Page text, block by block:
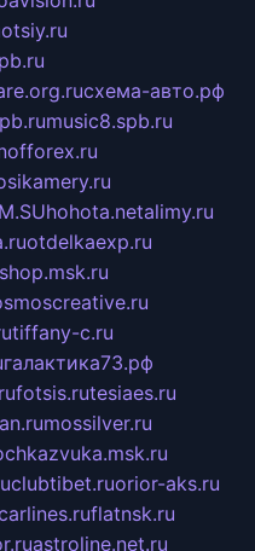
схема-авто.рф
music8.spb.ru
hohota.netalimy.ru
otdelkaexp.ru
tiffany-c.ru
галактика73.рф
fotsis.rutesiaes.ru
mossilver.ru
clubtibet.ruorior-aks.ru
flatnsk.ru
astroline.net.ru